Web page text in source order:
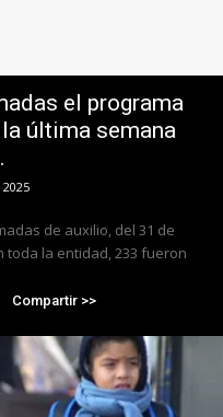
el programa
última semana
de auxilio, del 31 de
toda la entidad, 233 fueron
Compartir >>